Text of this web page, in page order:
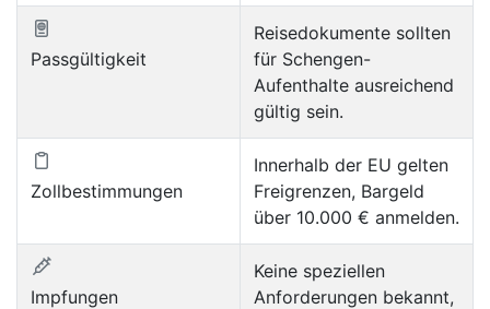
Passgültigkeit
Reisedokumente sollten
für Schengen-
Aufenthalte ausreichend
gültig sein.
Zollbestimmungen
Innerhalb der EU gelten
Freigrenzen, Bargeld
über 10.000 € anmelden.
Impfungen
Keine speziellen
Anforderungen bekannt,